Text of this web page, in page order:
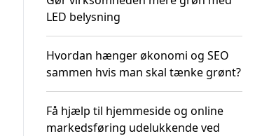
LED belysning
Hvordan hænger økonomi og SEO
sammen hvis man skal tænke grønt?
Få hjælp til hjemmeside og online
markedsføring udelukkende ved